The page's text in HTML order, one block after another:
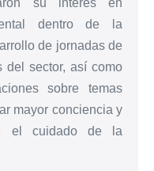
su interés en
dentro de la
de jornadas de
del sector, así como
sobre temas
mayor conciencia y
el cuidado de la